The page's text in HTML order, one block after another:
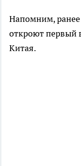
Напомним,
откроют первый
Китая.